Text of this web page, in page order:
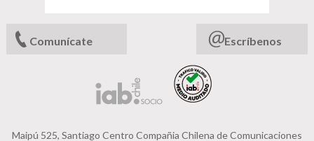
Comunícate Escríbenos
Maipú 525, Santiago Centro Compañia Chilena de Comunicaciones